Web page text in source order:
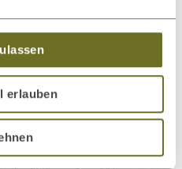
erlauben
einKribbelgefühl in den
Erkrankung erfordert
harmlose
Sie ihn nicht auf die leichte
Lumbago äußerst